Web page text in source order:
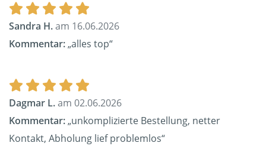
Sandra H.am 16.06.2026
Kommentar:„alles top“
Dagmar L.am 02.06.2026
Kommentar:„unkomplizierte Bestellung, netter
Kontakt, Abholung lief problemlos“